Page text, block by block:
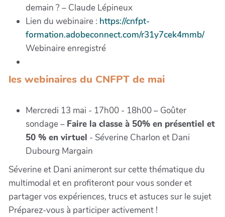
demain ? – Claude Lépineux
Lien du webinaire : https://cnfpt-
formation.adobeconnect.com/r31y7cek4mmb/
Webinaire enregistré
les webinaires du CNFPT de mai
Mercredi 13 mai - 17h00 - 18h00 – Goûter
sondage – Faire la classe à 50% en présentiel et
50 % en virtuel - Séverine Charlon et Dani
Dubourg Margain
Séverine et Dani animeront sur cette thématique du
multimodal et en profiteront pour vous sonder et
partager vos expériences, trucs et astuces sur le sujet
Préparez-vous à participer activement !